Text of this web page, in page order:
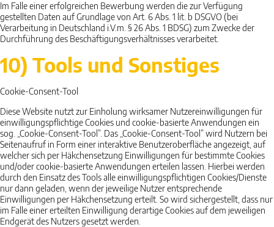
Im Falle einer erfolgreichen Bewerbung werden die zur Verfügung
gestellten Daten auf Grundlage von Art. 6 Abs. 1 lit. b DSGVO (bei
Verarbeitung in Deutschland i.V.m. § 26 Abs. 1 BDSG) zum Zwecke der
Durchführung des Beschäftigungsverhältnisses verarbeitet.
10) Tools und Sonstiges
Cookie-Consent-Tool
Diese Website nutzt zur Einholung wirksamer Nutzereinwilligungen für
einwilligungspflichtige Cookies und cookie-basierte Anwendungen ein
sog. „Cookie-Consent-Tool“. Das „Cookie-Consent-Tool“ wird Nutzern bei
Seitenaufruf in Form einer interaktive Benutzeroberfläche angezeigt, auf
welcher sich per Häkchensetzung Einwilligungen für bestimmte Cookies
und/oder cookie-basierte Anwendungen erteilen lassen. Hierbei werden
durch den Einsatz des Tools alle einwilligungspflichtigen Cookies/Dienste
nur dann geladen, wenn der jeweilige Nutzer entsprechende
Einwilligungen per Häkchensetzung erteilt. So wird sichergestellt, dass nur
im Falle einer erteilten Einwilligung derartige Cookies auf dem jeweiligen
Endgerät des Nutzers gesetzt werden.